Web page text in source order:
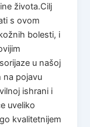
života.Cilj
s ovom
bolesti, i
u našoj
na pojavu
ishrani i
uveliko
kvalitetnijem